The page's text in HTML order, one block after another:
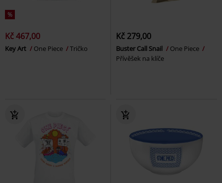
%
Kč 467,00
Key Art One Piece Tričko
Kč 279,00
Buster Call Snail
One Piece
Přívěšek na klíče